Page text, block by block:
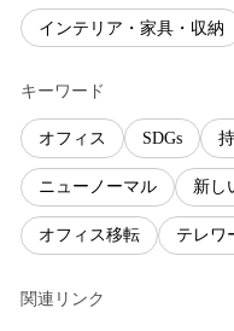
インテリア・家具・収納
キーワード
オフィス SDGs
ニューノーマル 新し
オフィス移転 テレワ
関連リンク